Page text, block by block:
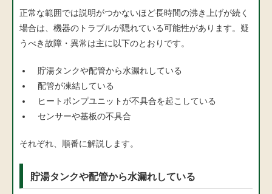
正常な範囲では説明がつかないほど長時間の沸き上げが続く
場合は、機器のトラブルが隠れている可能性があります。疑
うべき故障・異常は主に以下のとおりです。
貯湯タンクや配管から水漏れしている
配管が凍結している
ヒートポンプユニットが不具合を起こしている
センサーや基板の不具合
それぞれ、順番に解説します。
貯湯タンクや配管から水漏れしている